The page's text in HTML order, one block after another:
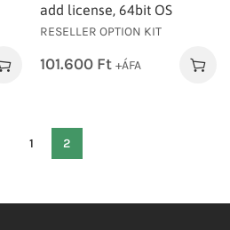
add license, 64bit OS
RESELLER OPTION KIT
101.600 Ft +ÁFA
1 2